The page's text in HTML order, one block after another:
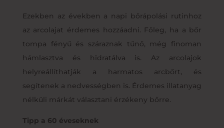
Ezekben az években a napi bőrápolási rutinhoz
az arcolajat érdemes hozzáadni. Főleg, ha a bőr
tompa fényű és száraznak tűnő, még finoman
hámlasztva és hidratálva is. Az arcolajok
helyreállíthatják a harmatos arcbőrt, és
segítenek a nedvességben is. Érdemes illatanyag
nélküli márkát választani érzékeny bőrre.
Tipp a 60 éveseknek